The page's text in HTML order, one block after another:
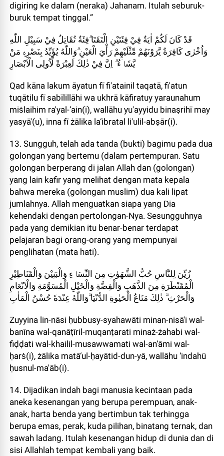
digiring ke dalam (neraka) Jahanam. Itulah seburuk-
buruk tempat tinggal.”
قَدْ كَانَ لَكُمْ اٰيَةٌ فِيْ فِئَتَيْنِ الْتَقَتَا ۗفِئَةٌ تُقَاتِلُ فِيْ سَبِيْلِ اللّٰهِ
وَاُخْرٰى كَافِرَةٌ يَّرَوْنَهُمْ مِّثْلَيْهِمْ رَأْيَ الْعَيْنِ ۗوَاللّٰهُ يُؤَيِّدُ بِنَصْرِهٖ مَنْ
يَّشَاۤءُ ۗ اِنَّ فِيْ ذٰلِكَ لَعِبْرَةً لِّاُولِى الْاَبْصَارِ
Qad kāna lakum āyatun fī fi'atainil taqatā, fi'atun
tuqātilu fī sabīlillāhi wa ukhrā kāfiratuy yaraunahum
miṡlaihim ra'yal-‘ain(i), wallāhu yu'ayyidu binaṣrihī may
yasyā'(u), inna fī żālika la‘ibratal li'ulil-abṣār(i).
13. Sungguh, telah ada tanda (bukti) bagimu pada dua
golongan yang bertemu (dalam pertempuran. Satu
golongan berperang di jalan Allah dan (golongan)
yang lain kafir yang melihat dengan mata kepala
bahwa mereka (golongan muslim) dua kali lipat
jumlahnya. Allah menguatkan siapa yang Dia
kehendaki dengan pertolongan-Nya. Sesungguhnya
pada yang demikian itu benar-benar terdapat
pelajaran bagi orang-orang yang mempunyai
penglihatan (mata hati).
زُيِّنَ لِلنَّاسِ حُبُّ الشَّهَوٰتِ مِنَ النِّسَاۤءِ وَالْبَنِيْنَ وَالْقَنَاطِيْرِ
الْمُقَنْطَرَةِ مِنَ الذَّهَبِ وَالْفِضَّةِ وَالْخَيْلِ الْمُسَوَّمَةِ وَالْاَنْعَامِ
وَالْحَرْثِ ۗ ذٰلِكَ مَتَاعُ الْحَيٰوةِ الدُّنْيَا ۗوَاللّٰهُ عِنْدَهٗ حُسْنُ الْمَاٰبِ
Zuyyina lin-nāsi ḥubbusy-syahawāti minan-nisā'i wal-
banīna wal-qanāṭīril-muqanṭarati minaż-żahabi wal-
fiḍḍati wal-khailil-musawwamati wal-an‘āmi wal-
ḥarṡ(i), żālika matā‘ul-ḥayātid-dun-yā, wallāhu ‘indahū
ḥusnul-ma'āb(i).
14. Dijadikan indah bagi manusia kecintaan pada
aneka kesenangan yang berupa perempuan, anak-
anak, harta benda yang bertimbun tak terhingga
berupa emas, perak, kuda pilihan, binatang ternak, dan
sawah ladang. Itulah kesenangan hidup di dunia dan di
sisi Allahlah tempat kembali yang baik.